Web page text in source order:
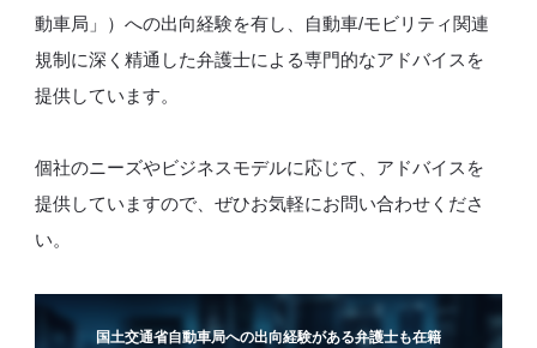
動車局」）への出向経験を有し、自動車/モビリティ関連
規制に深く精通した弁護士による専門的なアドバイスを
提供しています。
個社のニーズやビジネスモデルに応じて、アドバイスを
提供していますので、ぜひお気軽にお問い合わせくださ
い。
国土交通省自動車局への出向経験がある弁護士も在籍